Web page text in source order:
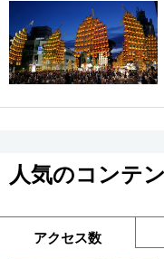
人気のコンテ
アクセス数